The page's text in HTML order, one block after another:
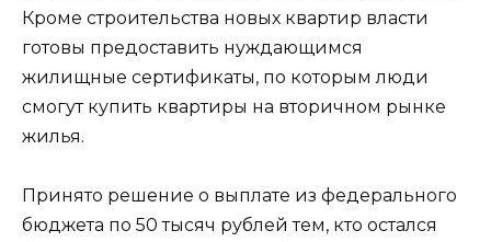
Кроме строительства новых квартир власти
готовы предоставить нуждающимся
жилищные сертификаты, по которым люди
смогут купить квартиры на вторичном рынке
жилья.
Принято решение о выплате из федерального
бюджета по 50 тысяч рублей тем, кто остался